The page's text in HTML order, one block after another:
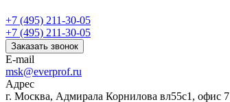
+7 (495) 211-30-05
+7 (495) 211-30-05
Заказать звонок
E-mail
msk@everprof.ru
Адрес
г. Москва, Адмирала Корнилова вл55с1, офис 7